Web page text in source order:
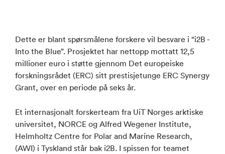
Dette er blant spørsmålene forskere vil besvare i “i2B -
Into the Blue”. Prosjektet har nettopp mottatt 12,5
millioner euro i støtte gjennom Det europeiske
forskningsrådet (ERC) sitt prestisjetunge ERC Synergy
Grant, over en periode på seks år.
Et internasjonalt forskerteam fra UiT Norges arktiske
universitet, NORCE og Alfred Wegener Institute,
Helmholtz Centre for Polar and Marine Research,
(AWI) i Tyskland står bak i2B. I spissen for teamet